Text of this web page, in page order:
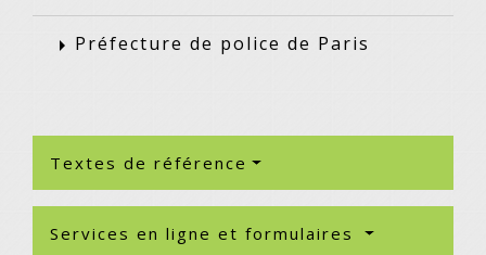
arrow_right Préfecture de police de Paris
Textes de référence
Services en ligne et formulaires